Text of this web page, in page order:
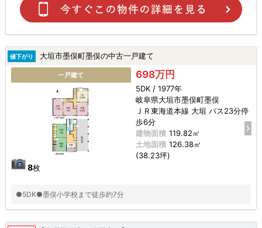
値下がり 大垣市墨俣町墨俣の中古一戸建て
一戸建て
8枚
698万円
5DK / 1977年
岐阜県大垣市墨俣町墨俣
ＪＲ東海道本線 大垣 バス23分停
歩6分
建物面積 119.82㎡
土地面積 126.38㎡
(38.23坪)
●5DK●墨俣小学校まで徒歩約7分